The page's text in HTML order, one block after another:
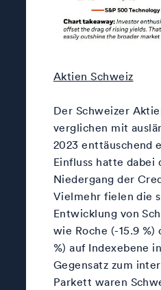
Aktien Schweiz
Der Schweizer
verglichen mit
2023 enttäuschend
Einfluss hatte dabei
Niedergang der
Vielmehr fielen die
Entwicklung von
wie Roche (-15.9
%) auf Indexebene
Gegensatz zum
Parkett waren